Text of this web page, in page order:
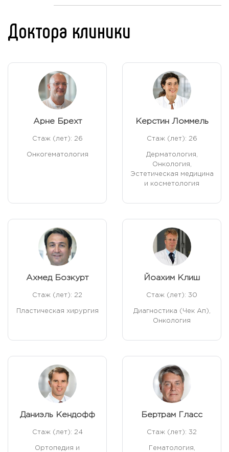
Доктора клиники
Арне Брехт
Стаж (лет): 26
Онкогематология
Керстин Ломмель
Стаж (лет): 26
Дерматология,
Онкология,
Эстетическая медицина
и косметология
Ахмед Бозкурт
Стаж (лет): 22
Пластическая хирургия
Йоахим Клиш
Стаж (лет): 30
Диагностика (Чек Ап),
Онкология
Даниэль Кендофф
Стаж (лет): 24
Ортопедия и
Бертрам Гласс
Стаж (лет): 32
Гематология,